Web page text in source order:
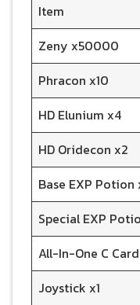
Item
Zeny x50000
Phracon x10
HD Elunium x4
HD Oridecon x2
Base EXP Potion
Special EXP
All-In-One C Card
Joystick x1